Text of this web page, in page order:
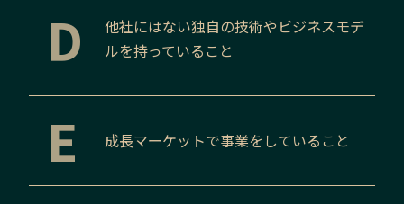
D
他社にはない独自の技術やビジネスモデ
ルを持っていること
E 成長マーケットで事業をしていること